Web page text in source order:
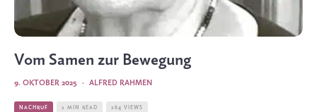
Vom Samen zur Bewegung
ALFRED RAHMEN
·
9. OKTOBER 2025
NACHRUF 2 MIN READ 264 VIEWS